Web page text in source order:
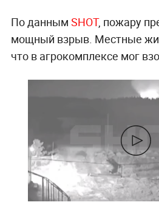
По данным SHOT, пожару
мощный взрыв. Местные
что в агрокомплексе мог